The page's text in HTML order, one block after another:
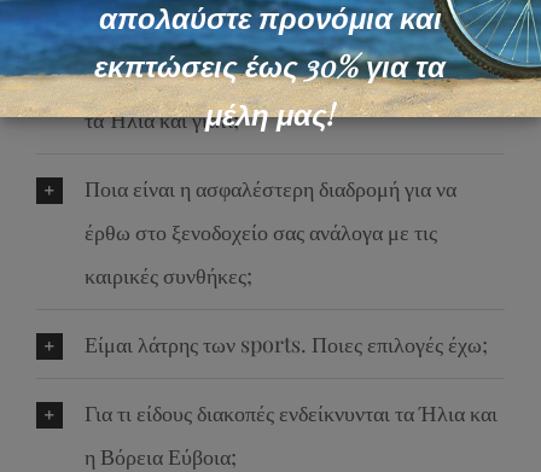
διακοπές μου;
Ποια είναι η καλύτερη περίοδος να επισκεφθώ
τα Ήλια και γιατί;
Ποια είναι η ασφαλέστερη διαδρομή για να
έρθω στο ξενοδοχείο σας ανάλογα με τις
καιρικές συνθήκες;
Είμαι λάτρης των sports. Ποιες επιλογές έχω;
Για τι είδους διακοπές ενδείκνυνται τα Ήλια και
η Βόρεια Εύβοια;
απολαύστε προνόμια και
εκπτώσεις έως 30% για τα
μέλη μας!